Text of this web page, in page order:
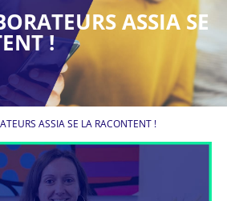
ASSIA SE
!
ASSIA SE LA RACONTENT !